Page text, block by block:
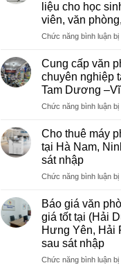
liệu cho học
viên, văn
Chức năng bình luận bị
Cung cấp văn
chuyên nghiệp
Tam Dương
Chức năng bình luận bị
Cho thuê máy
tại Hà Nam,
sát nhập
Chức năng bình luận bị
Báo giá văn
giá tốt tại (Hải
Hưng Yên, Hải
sau sát nhập
Chức năng bình luận bị